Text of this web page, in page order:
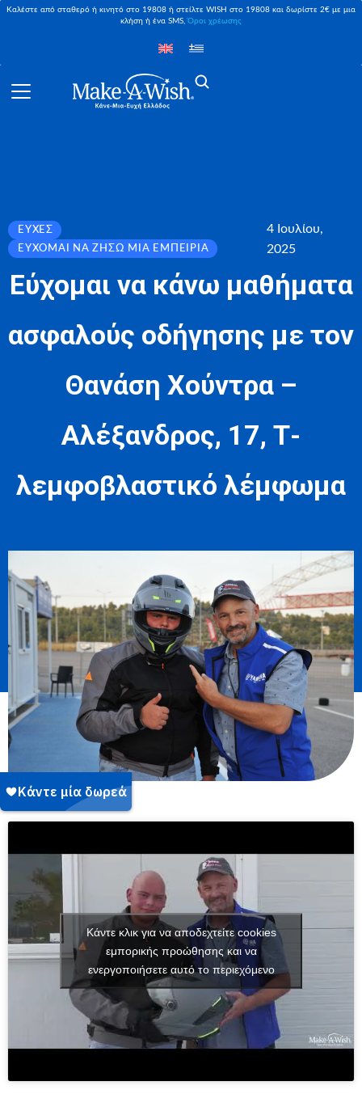
Καλέστε από σταθερό ή κινητό στο 19808 ή στείλτε WISH στο 19808 και δωρίστε 2€ με μια
κλήση ή ένα SMS,Όροι χρέωσης
ΕΥΧΈΣ
ΕΎΧΟΜΑΙ ΝΑ ΖΉΣΩ ΜΙΑ ΕΜΠΕΙΡΊΑ
4 Ιουλίου,
2025
Εύχομαι να κάνω μαθήματα
ασφαλούς οδήγησης με τον
Θανάση Χούντρα –
Αλέξανδρος, 17, Τ-
λεμφοβλαστικό λέμφωμα
Κάντε κλικ για να αποδεχτείτε cookies
εμπορικής προώθησης και να
ενεργοποιήσετε αυτό το περιεχόμενο